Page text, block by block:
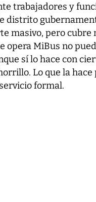
trabajadores y
distrito
masivo, pero cubre
opera MiBus no
sí lo hace con
Lo que la
formal.